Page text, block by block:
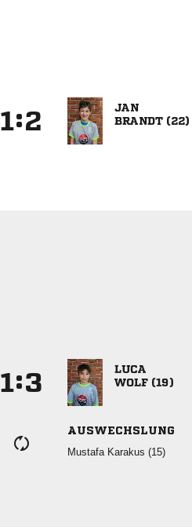
:

 
:

 
AUSWECHSLUNG
  